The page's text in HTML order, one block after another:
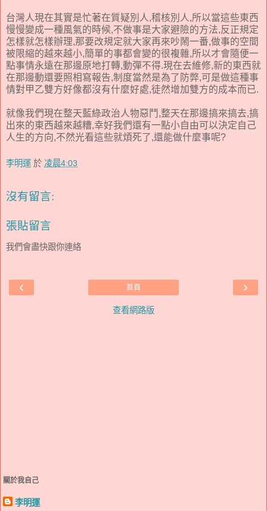
台灣人現在其實是忙著在質疑別人,稽核別人,所以當這些東西
慢慢變成一種風氣的時候,不做事是大家避險的方法,反正規定
怎樣就怎樣辦理,那要改規定就大家再來吵鬧一番,做事的空間
被限縮的越來越小,簡單的事都會變的很複雜,所以才會隨便一
點事情永遠在那邊原地打轉,動彈不得.現在去維修,新的東西就
在那邊動還要照相寫報告,制度當然是為了防弊,可是做這種事
情對甲乙雙方好像都沒有什麼好處,徒然增加雙方的成本而已.
就像我們現在整天藍綠政治人物惡鬥,整天在那邊搞來搞去,搞
出來的東西越來越糟,幸好我們還有一點小自由可以決定自己
人生的方向,不然光看這些就煩死了,還能做什麼事呢?
李明運 於 凌晨4:03
沒有留言:
張貼留言
我們會盡快跟你連絡
‹ ›
首頁
查看網路版
關於我自己
李明運